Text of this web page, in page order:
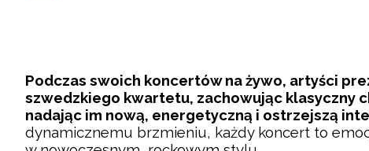
Podczas swoich koncertów na żywo, artyści
szwedzkiego kwartetu, zachowując klasyczny
nadając im nową, energetyczną i ostrzejszą
dynamicznemu brzmieniu, każdy koncert to